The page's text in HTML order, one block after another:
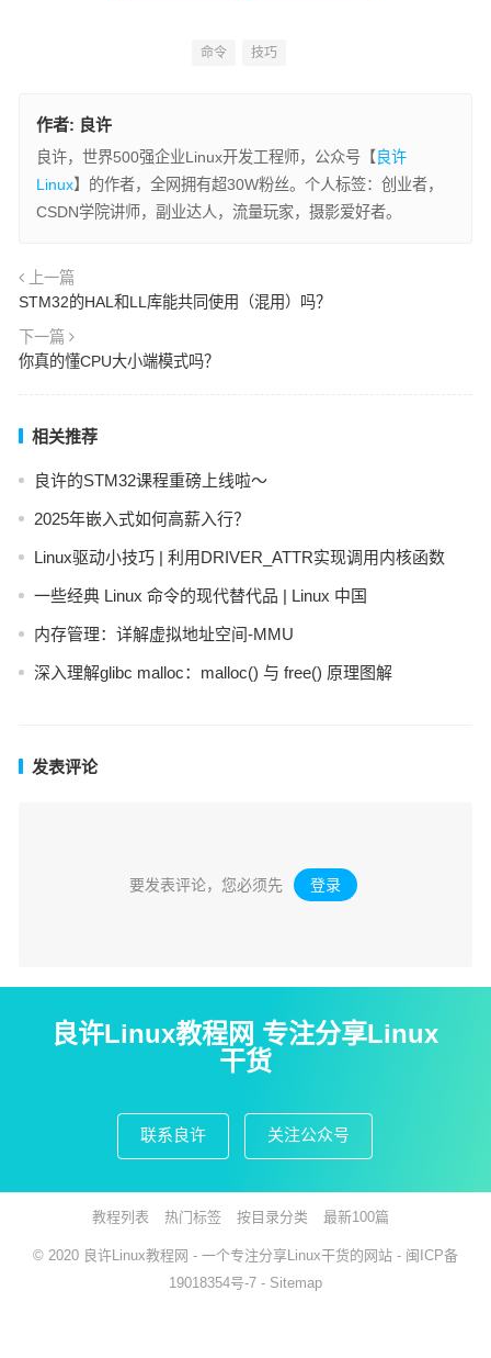
命令 技巧
作者: 良许
良许，世界500强企业Linux开发工程师，公众号【 良许
Linux】的作者，全网拥有超30W粉丝。个人标签：创业者，
CSDN学院讲师，副业达人，流量玩家，摄影爱好者。
上一篇
STM32的HAL和LL库能共同使用（混用）吗？
下一篇
你真的懂CPU大小端模式吗？
相关推荐
良许的STM32课程重磅上线啦～
2025年嵌入式如何高薪入行？
Linux驱动小技巧 | 利用DRIVER_ATTR实现调用内核函数
一些经典 Linux 命令的现代替代品 | Linux 中国
内存管理：详解虚拟地址空间-MMU
深入理解glibc malloc：malloc() 与 free() 原理图解
发表评论
要发表评论，您必须先 登录 。
良许Linux教程网 专注分享Linux
干货
联系良许 关注公众号
教程列表 热门标签 按目录分类 最新100篇
© 2020 良许Linux教程网 - 一个专注分享Linux干货的网站 - 闽ICP备
19018354号-7 - Sitemap